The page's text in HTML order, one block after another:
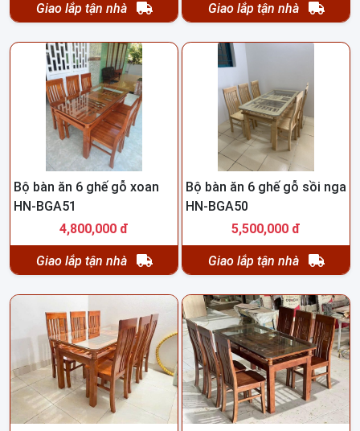
Giao lắp tận nhà Giao lắp tận nhà
Bộ bàn ăn 6 ghế gỗ xoan
HN-BGA51
4,800,000 đ
Giao lắp tận nhà
Bộ bàn ăn 6 ghế gỗ sồi nga
HN-BGA50
5,500,000 đ
Giao lắp tận nhà